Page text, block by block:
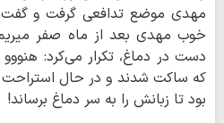
مهدی موضع تدافعی گرفت و گفت:
خوب مهدی بعد از ماه صفر
دست در دماغ، تکرار می‌کرد:
که ساکت شدند و در حال
بود تا زبانش را به سر دماغ برساند!